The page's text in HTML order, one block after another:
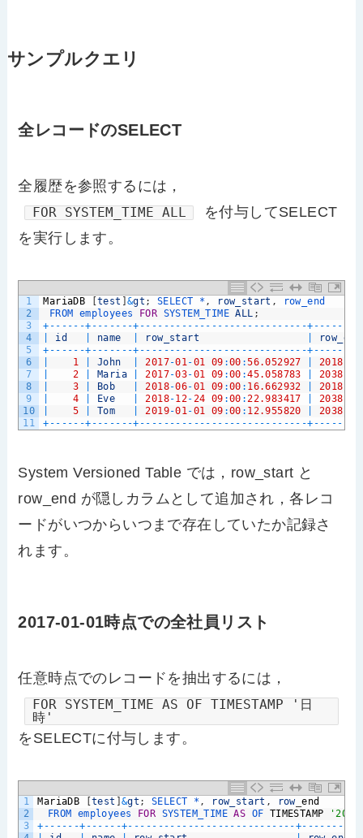
サンプルクエリ
全レコードのSELECT
全履歴を参照するには，
FOR SYSTEM_TIME ALL
を付与してSELECT
を実行します。
1
2
3
4
5
6
7
8
9
10
11
MariaDB [test ]&gt ; SELECT * , row_start ,
row_end
FROM employees FOR SYSTEM_TIME ALL ;
+ -- -- --+ -- -- -- -+ -- -- -- -- -- -- -- -- -- -- -- -- -- --+ -- -- --
id name row_start
row_end
+ -- -- --+ -- -- -- -+ -- -- -- -- -- -- -- -- -- -- -- -- -- --+ -- -- --
1 John 2017-01-01 09 :00 :56.052927 2018
2 Maria 2017-03-01 09 :00 :45.058783 2038
3 Bob 2018-06-01 09 :00 : 16.662932 2018
4 Eve 2018-12-24 09 :00 :22.983417 2038
5 Tom 2019-01-01 09 :00 : 12.955820 2038
+ -- -- --+ -- -- -- -+ -- -- -- -- -- -- -- -- -- -- -- -- -- --+ -- -- --
System Versioned Table では，row_start と
row_end が隠しカラムとして追加され，各レコ
ードがいつからいつまで存在していたか記録さ
れます。
2017-01-01時点での全社員リスト
任意時点でのレコードを抽出するには，
FOR SYSTEM_TIME AS OF TIMESTAMP '日
時'
をSELECTに付与します。
1
2
3
MariaDB [test ]&gt ; SELECT * , row_start , row_end
FROM employees FOR SYSTEM_TIME AS OF TIMESTAMP
+ -- -- --+ -- -- --+-- -- -- -- -- -- -- -- -- -- -- -- -- --+-- -- -- --